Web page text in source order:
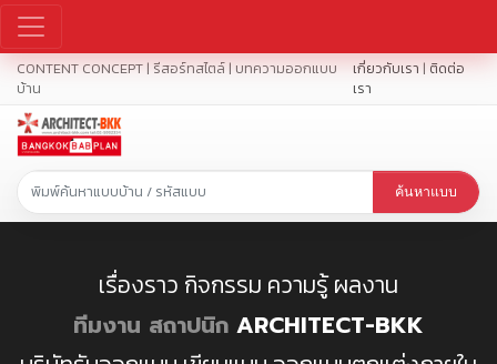
CONTENT CONCEPT | รีสอร์ทสไตล์ | บทความออกแบบ
บ้าน
เกี่ยวกับเรา | ติดต่อ
เรา
ค้นหาแบบ
เรื่องราว กิจกรรม ความรู้ ผลงาน
ทีมงาน สถาปนิก ARCHITECT-BKK